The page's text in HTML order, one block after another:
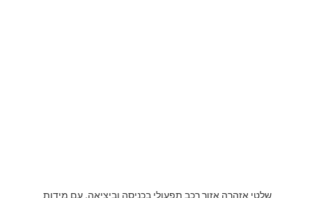
שלטי אזהרה אזור רכב תפעולי בכניסה וביציאה, עם מידות